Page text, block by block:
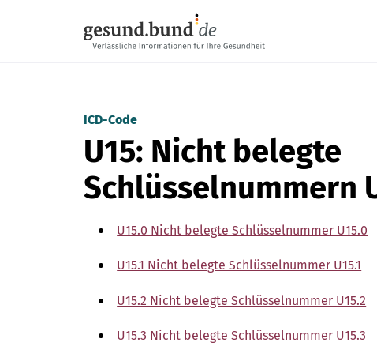
ICD-Code
U15: Nicht belegte
Schlüsselnummern
U15.0 Nicht belegte Schlüsselnummer U15.0
U15.1 Nicht belegte Schlüsselnummer U15.1
U15.2 Nicht belegte Schlüsselnummer U15.2
U15.3 Nicht belegte Schlüsselnummer U15.3